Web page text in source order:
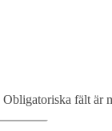
Obligatoriska fält är